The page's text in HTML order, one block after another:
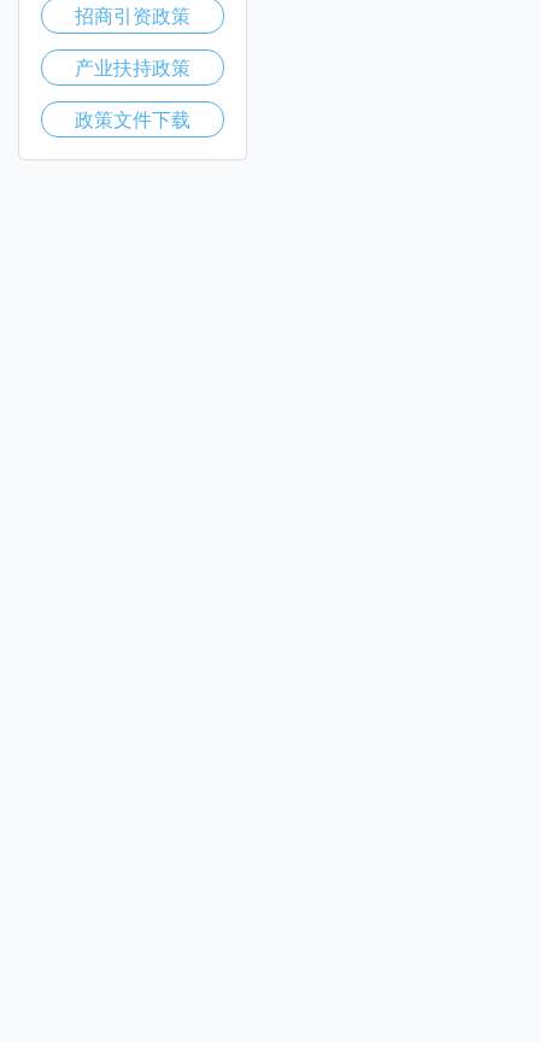
招商引资政策
产业扶持政策
政策文件下载